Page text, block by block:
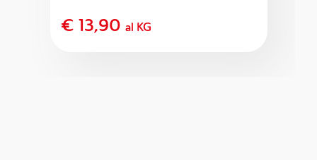
€ 13,90 al KG